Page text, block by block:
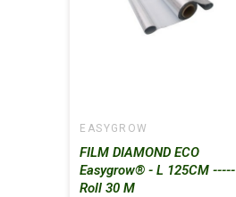
EASYGROW
FILM DIAMOND ECO
Easygrow® - L 125CM -----
Roll 30 M